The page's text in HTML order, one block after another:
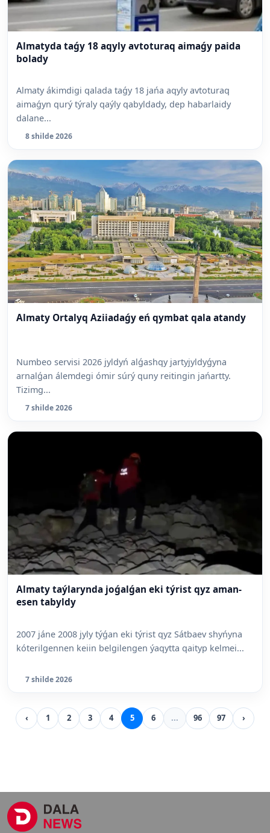
Almatyda taǵy 18 aqyly avtoturaq aimaǵy paida
bolady
Almaty ákimdigi qalada taǵy 18 jańa aqyly avtoturaq
aimaǵyn qurý týraly qaýly qabyldady, dep habarlaidy
dalane...
8 shilde 2026
Almaty Ortalyq Aziiadaǵy eń qymbat qala atandy
Numbeo servisi 2026 jyldyń alǵashqy jartyjyldyǵyna
arnalǵan álemdegi ómir súrý quny reitingin jańartty.
Tizimg...
7 shilde 2026
Almaty taýlarynda joǵalǵan eki týrist qyz aman-
esen tabyldy
2007 jáne 2008 jyly týǵan eki týrist qyz Sátbaev shyńyna
kóterilgennen keiin belgilengen ýaqytta qaityp kelmei...
7 shilde 2026
‹ 1 2 3 4 5 6 ... 96 97 ›